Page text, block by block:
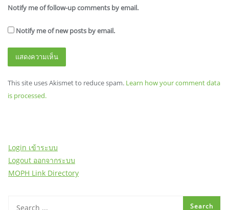
Notify me of follow-up comments by email.
Notify me of new posts by email.
This site uses Akismet to reduce spam. Learn how your comment data
is processed.
Login เข้าระบบ
Logout ออกจากระบบ
MOPH Link Directory